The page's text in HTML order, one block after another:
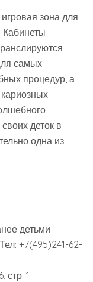
зона для
самых
процедур, а
деток в
одна из
детьми
+7(495)241-62-
стр. 1